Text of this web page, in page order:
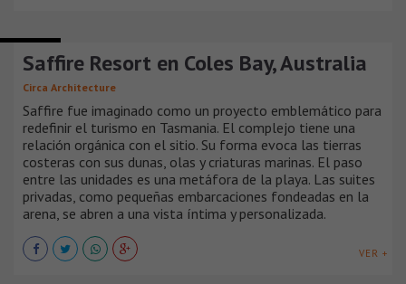
Saffire Resort en Coles Bay, Australia
Circa Architecture
Saffire fue imaginado como un proyecto emblemático para
redefinir el turismo en Tasmania. El complejo tiene una
relación orgánica con el sitio. Su forma evoca las tierras
costeras con sus dunas, olas y criaturas marinas. El paso
entre las unidades es una metáfora de la playa. Las suites
privadas, como pequeñas embarcaciones fondeadas en la
arena, se abren a una vista íntima y personalizada.
VER +